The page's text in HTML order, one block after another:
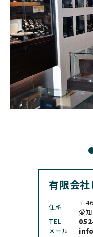
L
グラスヒュッテ・オ
ナル
ALAIN
アラン・シルベスタ
BOVET
ボヴェ
BREITLING
ブライトリング
BULOVA
ブローバ
CHANEL
シャネル
CHRISTOPHER
クリストファー・ウ
有限会
住所
〒
愛
TEL
メール